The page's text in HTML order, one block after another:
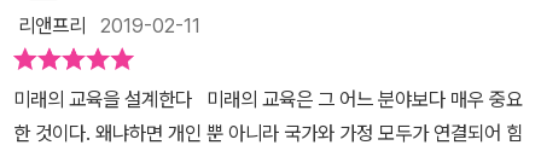
취보다는 사회적인 변화와 발전을 일으킬 수 있는 것이 교육의 주된
역할이 된다면~정말 새로운 세상이 펼쳐질 것 같네요.지금 우리의 현
실과는 너무나 동떨어진 이야기 같지만..조금씩이라도 이러한 방향으
로 교육이 변해가면 좋겠다는 생각이 들었습니다.
할 것인지에 대해서 생각해보는 좋은 계기가 되었다.​책 내용이 책에
서 가장 많이 나오는 단어는 효과적이라는 단어이다.효과적인 사고력
효과적인 행동력효과적인 대인관계 능력효과적인 사회참여 실현 능
력위 네 가지는 저자가 얘기하는 더 나은 세상 만들기 교육과정의 핵
리앤프리 2019-02-11
미래의 교육을 설계한다 미래의 교육은 그 어느 분야보다 매우 중요
한 것이다. 왜냐하면 개인 뿐 아니라 국가와 가정 모두가 연결되어 힘